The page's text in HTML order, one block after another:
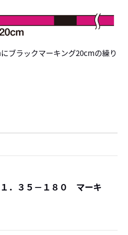
ブラックマーキング20cmの繰り
．３５－１８０ マーキ